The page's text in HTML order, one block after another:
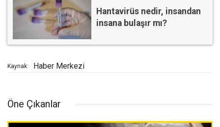
Hantavirüs nedir, insandan
insana bulaşır mı?
Kaynak: Haber Merkezi
Öne Çıkanlar